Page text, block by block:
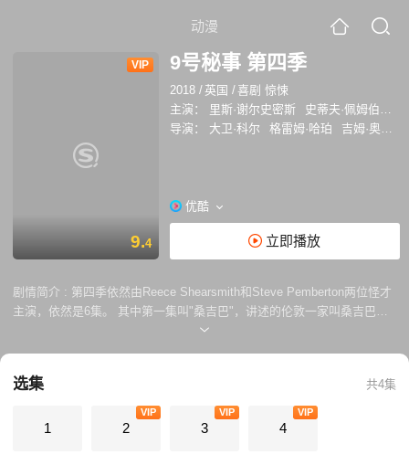
动漫
VIP
9.4
9号秘事 第四季
2018 / 英国 /喜剧 惊悚
主演：
里斯·谢尔史密斯 史蒂夫·佩姆伯顿
导演：
大卫·科尔 格雷姆·哈珀 吉姆·奥汉龙
优酷
立即播放
剧情简介 : 第四季依然由Reece Shearsmith和Steve Pemberton两位怪才
主演，依然是6集。 其中第一集叫"桑吉巴"，讲述的伦敦一家叫桑吉巴的
酒店第9层的故事，游客、妓女等形形色色的人都聚集在这里，发生了阴
选集 共4集
1 2
VIP
3
VIP
4
VIP